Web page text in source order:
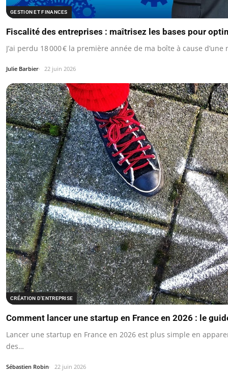
GESTION ET FINANCES
Fiscalité des entreprises : maîtrisez les bases pour
J’ai perdu 18 000 € la première année de ma boîte à cause
Julie Barbier 22 juin 2026
CRÉATION D'ENTREPRISE
Comment lancer une startup en France en 2026 : le
Lancer une startup en France en 2026 est plus simple en
des…
Sébastien Robin 22 juin 2026